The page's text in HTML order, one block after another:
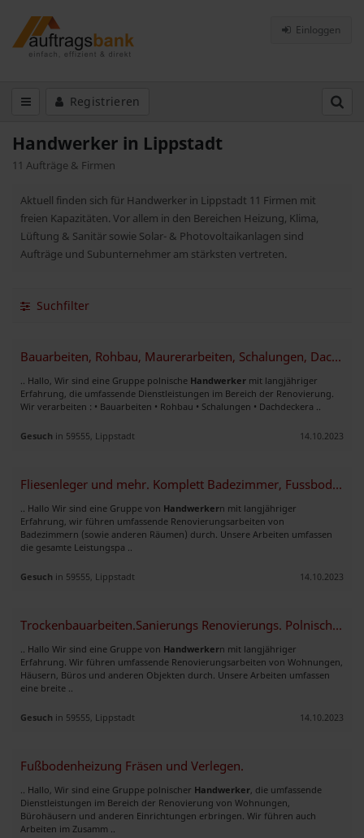
Einloggen
Registrieren
Handwerker in Lippstadt
11 Aufträge & Firmen
Aktuell finden sich für Handwerker in Lippstadt 11 Firmen mit
freien Kapazitäten. Vor allem in den Bereichen Heizung, Klima,
Lüftung & Sanitär sowie Solar- & Photovoltaikanlagen sind
Aufträge und Subunternehmer am stärksten vertreten.
Suchfilter
Bauarbeiten, Rohbau, Maurerarbeiten, Schalungen, Dachdeckerarbeiten
.. Hallo, Wir sind eine Gruppe polnische Handwerker mit langjähriger
Erfahrung, die umfassende Dienstleistungen im Bereich der Renovierung.
Wir verarbeiten : • Bauarbeiten • Rohbau • Schalungen • Dachdeckera ..
Gesuch in 59555, Lippstadt 14.10.2023
Fliesenleger und mehr. Komplett Badezimmer, Fussboden, Treppen.
.. Hallo Wir sind eine Gruppe von Handwerkern mit langjähriger
Erfahrung, wir führen umfassende Renovierungsarbeiten von
Badezimmern (sowie anderen Räumen) durch. Unsere Arbeiten umfassen
die gesamte Leistungspa ..
Gesuch in 59555, Lippstadt 14.10.2023
Trockenbauarbeiten.Sanierungs Renovierungs. Polnische Handwerker
.. Hallo Wir sind eine Gruppe von Handwerkern mit langjähriger
Erfahrung. Wir führen umfassende Renovierungsarbeiten von Wohnungen,
Häusern, Büros und anderen Objekten durch. Unsere Arbeiten umfassen
eine breite ..
Gesuch in 59555, Lippstadt 14.10.2023
Fußbodenheizung Fräsen und Verlegen.
.. Hallo, Wir sind eine Gruppe polnischer Handwerker , die umfassende
Dienstleistungen im Bereich der Renovierung von Wohnungen,
Bürohäusern und anderen Einrichtungen erbringen. Wir führen auch
Arbeiten im Zusamm ..